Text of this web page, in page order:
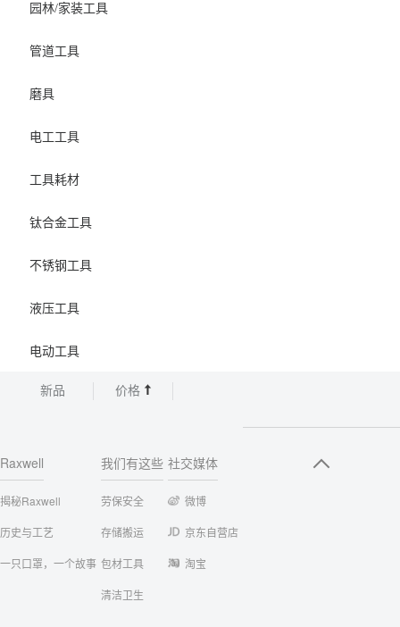
园林/家装工具
管道工具
磨具
电工工具
工具耗材
钛合金工具
不锈钢工具
液压工具
电动工具
新品 价格
Raxwell
揭秘Raxwell
历史与工艺
一只口罩，一个故事
我们有这些
劳保安全
存储搬运
包材工具
清洁卫生
社交媒体
微博
京东自营店
淘宝